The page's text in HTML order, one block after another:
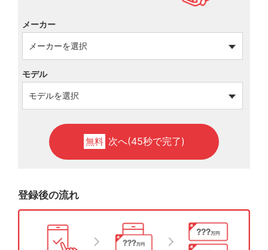
メーカー
モデル
無料 次へ(45秒で完了)
登録後の流れ